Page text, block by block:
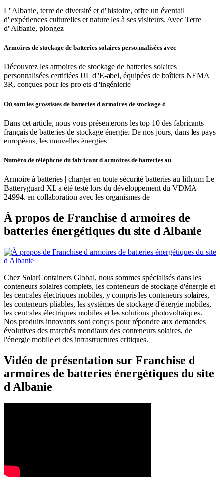
L''Albanie, terre de diversité et d''histoire, offre un éventail
d''expériences culturelles et naturelles à ses visiteurs. Avec Terre
d''Albanie, plongez
Armoires de stockage de batteries solaires personnalisées avec
Découvrez les armoires de stockage de batteries solaires
personnalisées certifiées UL d''E-abel, équipées de boîtiers NEMA
3R, conçues pour les projets d''ingénierie
Où sont les grossistes de batteries d armoires de stockage d
Dans cet article, nous vous présenterons les top 10 des fabricants
français de batteries de stockage énergie. De nos jours, dans les pays
européens, les nouvelles énergies
Numéro de téléphone du fabricant d armoires de batteries au
Armoire à batteries | charger en toute sécurité batteries au lithium Le
Batteryguard XL a été testé lors du développement du VDMA
24994, en collaboration avec les organismes de
À propos de Franchise d armoires de
batteries énergétiques du site d Albanie
Chez SolarContainers Global, nous sommes spécialisés dans les
conteneurs solaires complets, les conteneurs de stockage d'énergie et
les centrales électriques mobiles, y compris les conteneurs solaires,
les conteneurs pliables, les systèmes de stockage d'énergie mobiles,
les centrales électriques mobiles et les solutions photovoltaïques.
Nos produits innovants sont conçus pour répondre aux demandes
évolutives des marchés mondiaux des conteneurs solaires, de
l'énergie mobile et des infrastructures critiques.
Vidéo de présentation sur Franchise d
armoires de batteries énergétiques du site
d Albanie